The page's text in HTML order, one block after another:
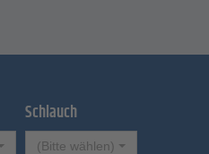
Schlauch
(Bitte wählen)